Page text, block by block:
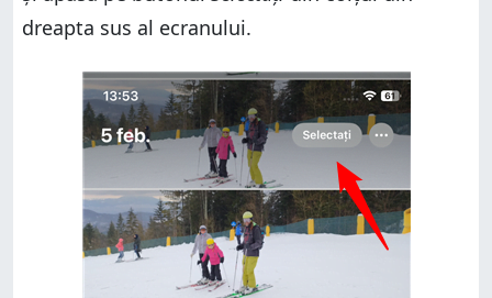
dreapta sus al ecranului.